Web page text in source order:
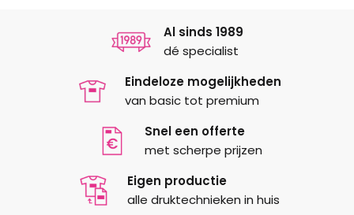
Al sinds 1989
dé specialist
Eindeloze mogelijkheden
van basic tot premium
Snel een offerte
met scherpe prijzen
Eigen productie
alle druktechnieken in huis